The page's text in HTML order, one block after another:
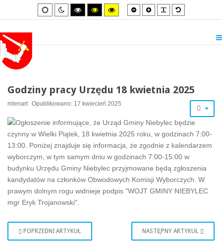
Default
mode
Night
mode
High
contrast
High
contrast
High
contrast
Smaller
font
Larger
font
Default
font
Godziny pracy Urzędu 18 kwietnia 2025
mlenart Opublikowano: 17 kwiecień 2025
POPRZEDNI ARTYKUŁ NASTĘPNY ARTYKUŁ